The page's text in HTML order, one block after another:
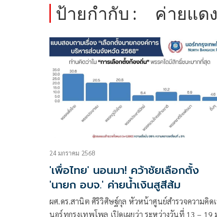
ป้ายกำกับ : ค่ายแดง
24 มกราคม 2568
'เพื่อไทย' นอนมา! คว้าชัยเลือกตั้ง
'นายก อบจ.' ค่ายน้ำเงินสูสีส้ม
ผศ.ดร.สานิต ศิริวิศิษฐ์กุล หัวหน้าศูนย์สำรวจความคิด
นอร์ทกรุงเทพโพล เปิดเผยว่า ระหว่างวันที่ 13 – 19